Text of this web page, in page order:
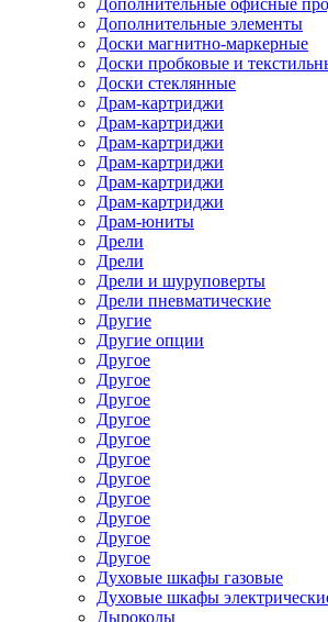
Дополнительные элементы
Доски магнитно-маркерные
Доски пробковые и
Доски стеклянные
Драм-картриджи
Драм-картриджи
Драм-картриджи
Драм-картриджи
Драм-картриджи
Драм-картриджи
Драм-юниты
Дрели
Дрели
Дрели и шуруповерты
Дрели пневматические
Другие
Другие опции
Другое
Другое
Другое
Другое
Другое
Другое
Другое
Другое
Другое
Другое
Другое
Духовые шкафы газовые
Духовые шкафы
Дыроколы